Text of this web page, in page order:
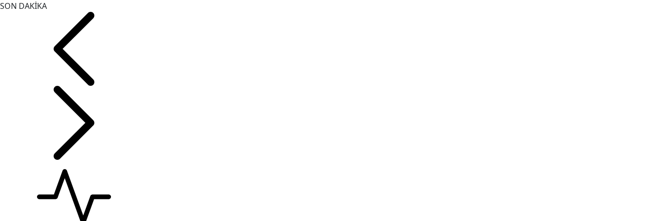
SON DAKİKA